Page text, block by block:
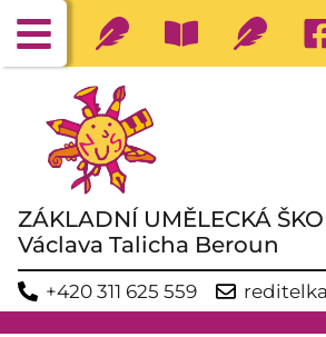
ZÁKLADNÍ UMĚLECKÁ
Václava Talicha Beroun
+420 311 625 559